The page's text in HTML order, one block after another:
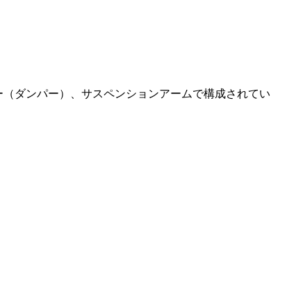
ダンパー）、サスペンションアームで構成されてい